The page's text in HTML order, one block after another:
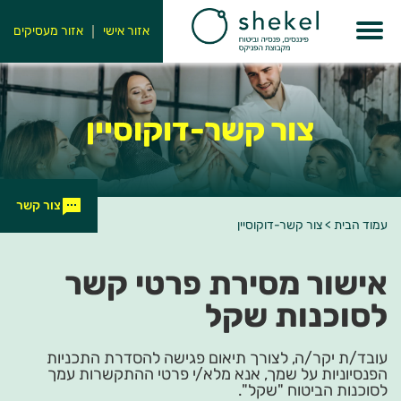
אזור אישי אזור מעסיקים
צור קשר-דוקוסיין
עמוד הבית >צור קשר-דוקוסיין
אישור מסירת פרטי קשר
לסוכנות שקל
עובד/ת יקר/ה, לצורך תיאום פגישה להסדרת התכניות
הפנסיוניות על שמך, אנא מלא/י פרטי ההתקשרות עמך
לסוכנות הביטוח "שקל".
צור קשר